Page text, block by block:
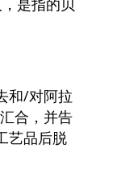
是指的贝
和/对阿拉
合，并告
艺品后脱